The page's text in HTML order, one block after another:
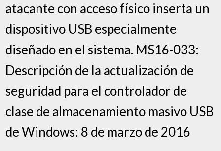
atacante con acceso físico inserta un
dispositivo USB especialmente
diseñado en el sistema. MS16-033:
Descripción de la actualización de
seguridad para el controlador de
clase de almacenamiento masivo USB
de Windows: 8 de marzo de 2016